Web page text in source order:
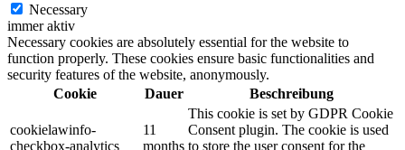
Necessary
immer aktiv
Necessary cookies are absolutely essential for the website to
function properly. These cookies ensure basic functionalities and
security features of the website, anonymously.
Cookie
Dauer Beschreibung
cookielawinfo-
checkbox-analytics
11
months
This cookie is set by GDPR Cookie
Consent plugin. The cookie is used
to store the user consent for the